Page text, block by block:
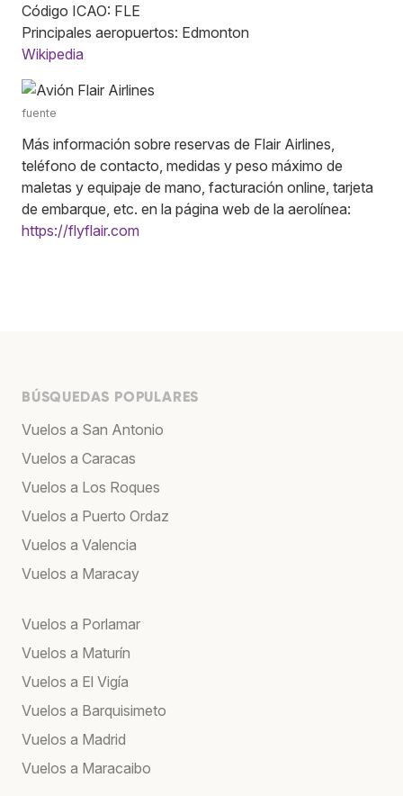
Código ICAO: FLE
Principales aeropuertos: Edmonton
Wikipedia
fuente
Más información sobre reservas de Flair Airlines,
teléfono de contacto, medidas y peso máximo de
maletas y equipaje de mano, facturación online, tarjeta
de embarque, etc. en la página web de la aerolínea:
https://flyflair.com
BÚSQUEDAS POPULARES
Vuelos a San Antonio
Vuelos a Caracas
Vuelos a Los Roques
Vuelos a Puerto Ordaz
Vuelos a Valencia
Vuelos a Maracay
Vuelos a Porlamar
Vuelos a Maturín
Vuelos a El Vigía
Vuelos a Barquisimeto
Vuelos a Madrid
Vuelos a Maracaibo